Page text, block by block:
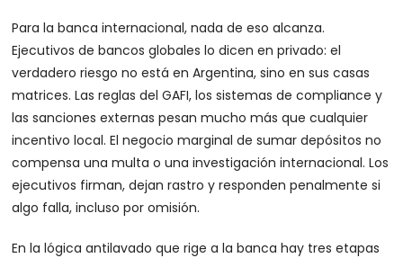
Para la banca internacional, nada de eso alcanza.
Ejecutivos de bancos globales lo dicen en privado: el
verdadero riesgo no está en Argentina, sino en sus casas
matrices. Las reglas del GAFI, los sistemas de compliance y
las sanciones externas pesan mucho más que cualquier
incentivo local. El negocio marginal de sumar depósitos no
compensa una multa o una investigación internacional. Los
ejecutivos firman, dejan rastro y responden penalmente si
algo falla, incluso por omisión.
En la lógica antilavado que rige a la banca hay tres etapas